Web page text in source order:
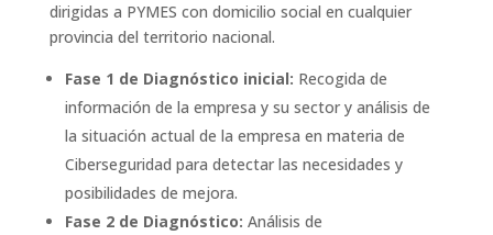
dirigidas a PYMES con domicilio social en cualquier
provincia del territorio nacional.
Fase 1 de Diagnóstico inicial: Recogida de
información de la empresa y su sector y análisis de
la situación actual de la empresa en materia de
Ciberseguridad para detectar las necesidades y
posibilidades de mejora.
Fase 2 de Diagnóstico: Análisis de